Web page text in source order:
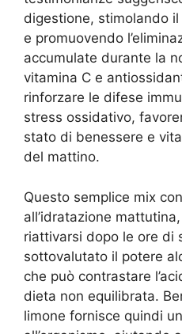
digestione, stimolando
e promuovendo
accumulate durante la
vitamina C e
rinforzare le difese
stress ossidativo,
stato di benessere e
del mattino.
Questo semplice mix
all’idratazione
riattivarsi dopo le ore di
sottovalutato il potere
che può contrastare
dieta non equilibrata.
limone fornisce quindi